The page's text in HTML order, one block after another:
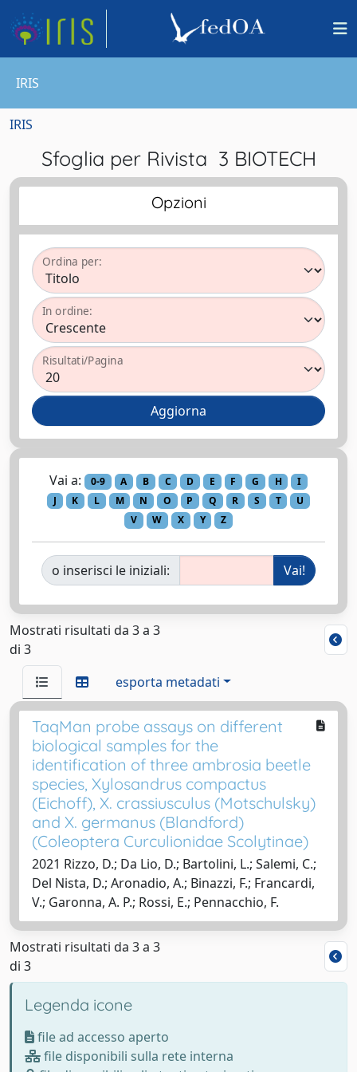
IRIS
IRIS
Sfoglia per Rivista 3 BIOTECH
Opzioni
Ordina per:
In ordine:
Risultati/Pagina
Vai a: 0-9 A B C D E F G H
I
J
K L M N O P Q R S T
U
V
W X Y Z
o inserisci le iniziali:
Mostrati risultati da 3 a 3
di 3
esporta metadati
TaqMan probe assays on different
biological samples for the
identification of three ambrosia beetle
species, Xylosandrus compactus
(Eichoff), X. crassiusculus (Motschulsky)
and X. germanus (Blandford)
(Coleoptera Curculionidae Scolytinae)
2021 Rizzo, D.; Da Lio, D.; Bartolini, L.; Salemi, C.;
Del Nista, D.; Aronadio, A.; Binazzi, F.; Francardi,
V.; Garonna, A. P.; Rossi, E.; Pennacchio, F.
Mostrati risultati da 3 a 3
di 3
Legenda icone
file ad accesso aperto
file disponibili sulla rete interna